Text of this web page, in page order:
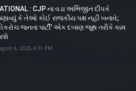
: CJP ના વડા અભિજીત દીપકે
કે તેઓ કોઈ રાજકીય પક્ષ નહીં બનાવે;
જનતા પાર્ટી’ એક દબાણ જૂથ તરીકે કામ
6, 2026 4:31 PM